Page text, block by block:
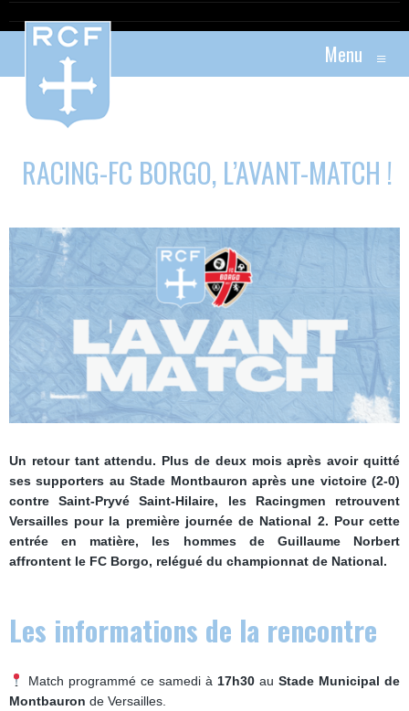
Menu ≡
RACING-FC BORGO, L’AVANT-MATCH !
Un retour tant attendu. Plus de deux mois après avoir quitté
ses supporters au Stade Montbauron après une victoire (2-0)
contre Saint-Pryvé Saint-Hilaire, les Racingmen retrouvent
Versailles pour la première journée de National 2. Pour cette
entrée en matière, les hommes de Guillaume Norbert
affrontent le FC Borgo, relégué du championnat de National.
Les informations de la rencontre
Match programmé ce samedi à 17h30au Stade Municipal de
Montbauron de Versailles.